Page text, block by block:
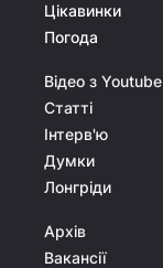
Цікавинки
Погода
Відео з Youtube
Статті
Інтерв'ю
Думки
Лонгріди
Архів
Вакансії